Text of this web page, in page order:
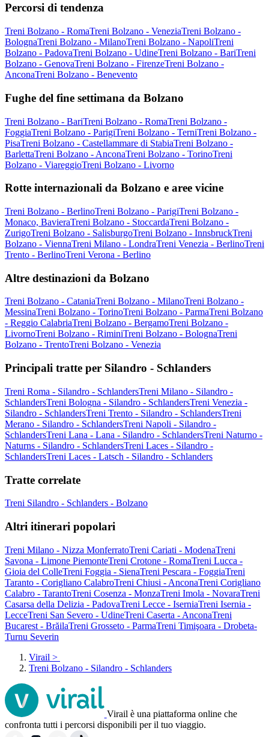
Percorsi di tendenza
Treni Bolzano - RomaTreni Bolzano - VeneziaTreni Bolzano -
BolognaTreni Bolzano - MilanoTreni Bolzano - NapoliTreni
Bolzano - PadovaTreni Bolzano - UdineTreni Bolzano - BariTreni
Bolzano - GenovaTreni Bolzano - FirenzeTreni Bolzano -
AnconaTreni Bolzano - Benevento
Fughe del fine settimana da Bolzano
Treni Bolzano - BariTreni Bolzano - RomaTreni Bolzano -
FoggiaTreni Bolzano - ParigiTreni Bolzano - TerniTreni Bolzano -
PisaTreni Bolzano - Castellammare di StabiaTreni Bolzano -
BarlettaTreni Bolzano - AnconaTreni Bolzano - TorinoTreni
Bolzano - ViareggioTreni Bolzano - Livorno
Rotte internazionali da Bolzano e aree vicine
Treni Bolzano - BerlinoTreni Bolzano - ParigiTreni Bolzano -
Monaco, BavieraTreni Bolzano - StoccardaTreni Bolzano -
ZurigoTreni Bolzano - SalisburgoTreni Bolzano - InnsbruckTreni
Bolzano - ViennaTreni Milano - LondraTreni Venezia - BerlinoTreni
Trento - BerlinoTreni Verona - Berlino
Altre destinazioni da Bolzano
Treni Bolzano - CataniaTreni Bolzano - MilanoTreni Bolzano -
MessinaTreni Bolzano - TorinoTreni Bolzano - ParmaTreni Bolzano
- Reggio CalabriaTreni Bolzano - BergamoTreni Bolzano -
LivornoTreni Bolzano - RiminiTreni Bolzano - BolognaTreni
Bolzano - TrentoTreni Bolzano - Venezia
Principali tratte per Silandro - Schlanders
Treni Roma - Silandro - SchlandersTreni Milano - Silandro -
SchlandersTreni Bologna - Silandro - SchlandersTreni Venezia -
Silandro - SchlandersTreni Trento - Silandro - SchlandersTreni
Merano - Silandro - SchlandersTreni Napoli - Silandro -
SchlandersTreni Lana - Lana - Silandro - SchlandersTreni Naturno -
Naturns - Silandro - SchlandersTreni Laces - Silandro -
SchlandersTreni Laces - Latsch - Silandro - Schlanders
Tratte correlate
Treni Silandro - Schlanders - Bolzano
Altri itinerari popolari
Treni Milano - Nizza MonferratoTreni Cariati - ModenaTreni
Savona - Limone PiemonteTreni Crotone - RomaTreni Lucca -
Gioia del ColleTreni Foggia - SienaTreni Pescara - FoggiaTreni
Taranto - Corigliano CalabroTreni Chiusi - AnconaTreni Corigliano
Calabro - TarantoTreni Cosenza - MonzaTreni Imola - NovaraTreni
Casarsa della Delizia - PadovaTreni Lecce - IserniaTreni Isernia -
LecceTreni San Severo - UdineTreni Caserta - AnconaTreni
Bucarest - BrăilaTreni Grosseto - ParmaTreni Timişoara - Drobeta-
Turnu Severin
Virail >
Treni Bolzano - Silandro - Schlanders
Virail è una piattaforma online che
confronta tutti i percorsi disponibili per il tuo viaggio.